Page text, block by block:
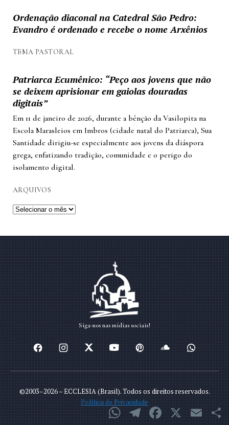
Ordenação diaconal na Catedral São Pedro:
Evandro é ordenado e recebe o nome Arxênios
TEMA PASTORAL
Patriarca Ecumênico: “Peço aos jovens que não
se deixem aprisionar em gaiolas douradas
digitais”
Em 11 de janeiro de 2026, durante a bênção da Vasilopita na
Escola Marasleios em Imbros (cidade natal do Patriarca), Sua
Santidade dirigiu-se especialmente aos jovens da diáspora
grega, enfatizando tradição, comunidade e o perigo do
isolamento digital.
ARQUIVOS
WhatsAppTelegramFacebook
X Email
Siga-nos nas mídias sociais!
©2003–2026 – ECCLESIA (Brasil). Todos os direitos reservados.
Política de Privacidade